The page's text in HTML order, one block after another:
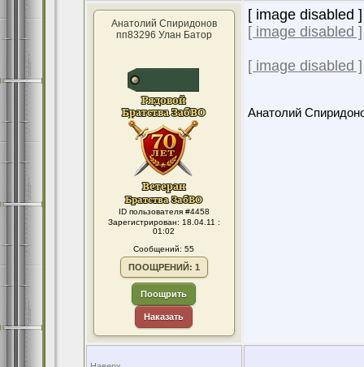
Анатолий Спиридонов
пп83296 Улан Батор
ID пользователя #4458
Зарегистрирован: 18.04.11 :
01:02
Сообщений: 55
ПООЩРЕНИЙ: 1
Поощрить
Наказать
[ image disabled ]
[ image disabled ]
[ image disabled ]
Анатолий